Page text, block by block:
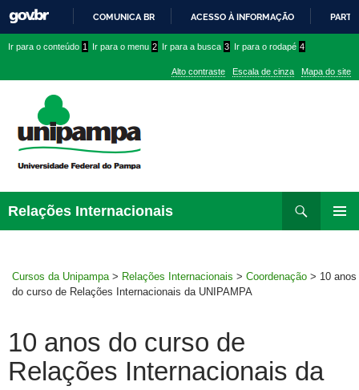
PARA
CONTEÚDO
COMUNICA BR ACESSO À INFORMAÇÃO
conteúdo
menu
superior
menu
Ir para o conteúdo 1 Ir para o menu 2 Ir para a busca 3 Ir para o rodapé 4
Alto contraste Escala de cinza Mapa do site
Relações Internacionais
Cursos da Unipampa > Relações Internacionais > Coordenação > 10 anos
do curso de Relações Internacionais da UNIPAMPA
10 anos do curso de
Relações Internacionais da